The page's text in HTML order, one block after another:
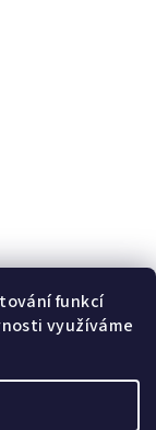
funkcí
využíváme